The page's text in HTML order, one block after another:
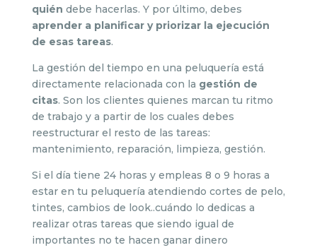
quién debe hacerlas. Y por último, debes
aprender a planificar y priorizar la ejecución
de esas tareas.
La gestión del tiempo en una peluquería está
directamente relacionada con la gestión de
citas. Son los clientes quienes marcan tu ritmo
de trabajo y a partir de los cuales debes
reestructurar el resto de las tareas:
mantenimiento, reparación, limpieza, gestión.
Si el día tiene 24 horas y empleas 8 o 9 horas a
estar en tu peluquería atendiendo cortes de pelo,
tintes, cambios de look..cuándo lo dedicas a
realizar otras tareas que siendo igual de
importantes no te hacen ganar dinero